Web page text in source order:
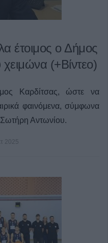
έτοιμος ο Δήμος
(+Βίντεο)
Καρδίτσας, ώστε να
φαινόμενα, σύμφωνα
Σωτήρη Αντωνίου.
2025